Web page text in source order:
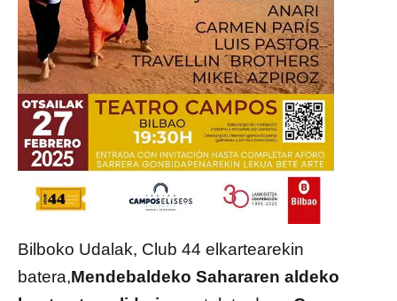
Bilboko Udalak, Club 44 elkartearekin
batera,Mendebaldeko Sahararen aldeko